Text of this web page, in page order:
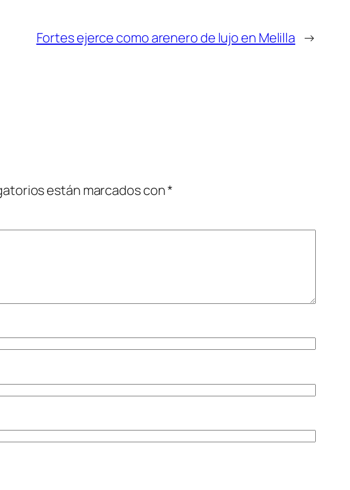
Fortes ejerce como arenero de lujo en Melilla →
están marcados con*